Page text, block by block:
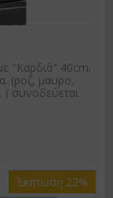
"Καρδιά" 40cm.
(ροζ, μαυρο,
( συνοδεύεται
Έκπτωση 22%